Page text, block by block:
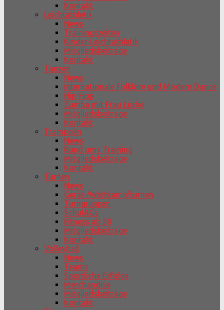
Kontakt
Leichtathletik
News
Trainingszeiten
Kinder-Leichtathletik
Mitgliedsbeiträge
Kontakt
Tanzen
News
Internationale Folklore und Modern Dance
Hip-Hop
Zumba mit Frau Lücke
Mitgliedsbeiträge
Kontakt
Trampolin
News
Rund ums Training
Mitgliedsbeiträge
Kontakt
Turnen
News
Gerät-/Wettkampfturnen
Turngruppen
SchulAGs
Fitness ab 50
Mitgliedsbeiträge
Kontakt
Volleyball
News
Teams
Sportliche Erfolge
Merchandise
Mitgliedsbeiträge
Kontakt